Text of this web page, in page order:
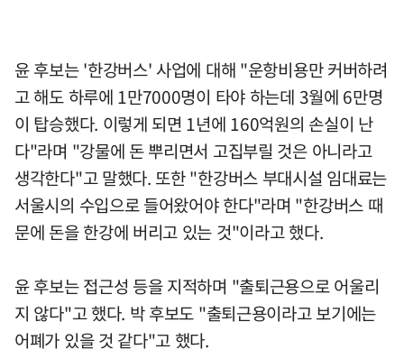
윤 후보는 '한강버스' 사업에 대해 "운항비용만 커버하려
고 해도 하루에 1만7000명이 타야 하는데 3월에 6만명
이 탑승했다. 이렇게 되면 1년에 160억원의 손실이 난
다"라며 "강물에 돈 뿌리면서 고집부릴 것은 아니라고
생각한다"고 말했다. 또한 "한강버스 부대시설 임대료는
서울시의 수입으로 들어왔어야 한다"라며 "한강버스 때
문에 돈을 한강에 버리고 있는 것"이라고 했다.
윤 후보는 접근성 등을 지적하며 "출퇴근용으로 어울리
지 않다"고 했다. 박 후보도 "출퇴근용이라고 보기에는
어폐가 있을 것 같다"고 했다.